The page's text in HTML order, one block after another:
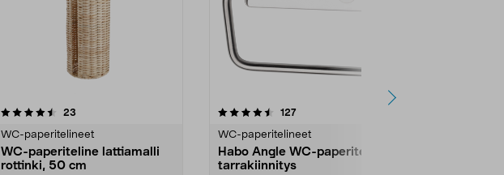
23
WC-paperitelineet
WC-paperiteline lattiamalli
rottinki, 50 cm
4.5 viidestä
127arvostelut
WC-paperitelineet
Habo Angle WC-paperiteline,
tarrakiinnitys
4.5 viidestä